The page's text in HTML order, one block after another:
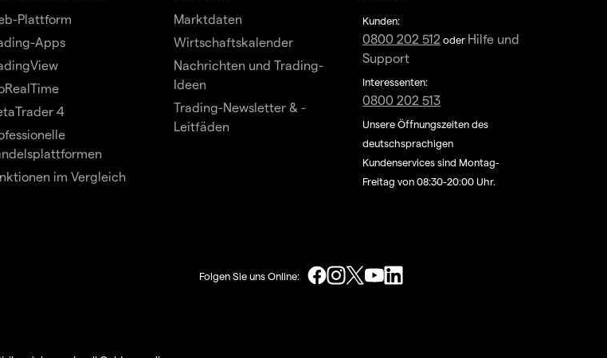
Plattform
Apps
4
im Vergleich
Marktdaten
Wirtschaftskalender
Nachrichten und Trading-
Ideen
Trading-Newsletter & -
Leitfäden
Kunden:
0800 202 512 oder Hilfe und
Support
Interessenten:
0800 202 513
Unsere Öffnungszeiten des
deutschsprachigen
Kundenservices sind Montag-
Freitag von 08:30-20:00 Uhr.
Folgen Sie uns Online: